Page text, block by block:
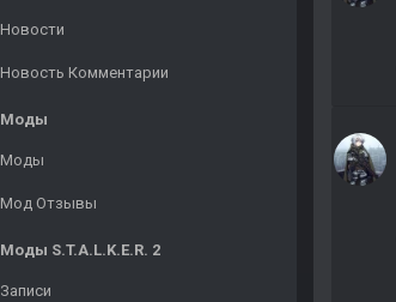
Новости
Новость Комментарии
Моды
Моды
Мод Отзывы
Моды S.T.A.L.K.E.R. 2
Записи